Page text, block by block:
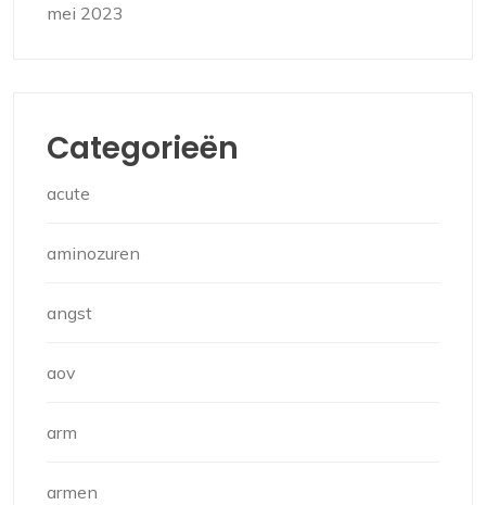
mei 2023
Categorieën
acute
aminozuren
angst
aov
arm
armen